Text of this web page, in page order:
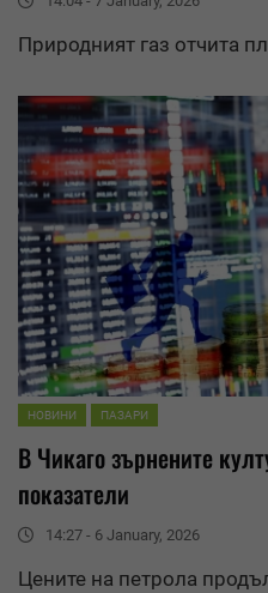
Природният газ отчита
НОВИНИ ПАЗАРИ
В Чикаго зърнените
показатели
14:27 - 6 January, 2026
Цените на петрола